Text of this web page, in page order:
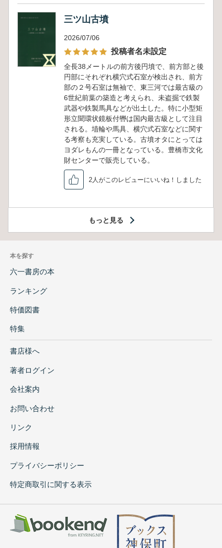
三ツ山古墳
2026/07/06
投稿者名未設定
全長38メートルの前方後円墳で、前方部と後
円部にそれぞれ横穴式石室が検出され、前方
部の２号石室は無袖で、東三河では最古級の
6世紀前葉の築造と考えられ、未盗掘で鉄製
武器や鉄製馬具などが出土した。特に小型矩
形立聞環状鏡板付轡は国内最古級として注目
される。埴輪や馬具、横穴式石室などに関す
る考察も充実している。古墳オタにとっては
ヨダレもんの一冊となっている。豊橋市文化
財センターで販売している。
2人がこのレビューにいいね！しました
もっと見る
本を探す
六一書房の本
ランキング
特価図書
特集
書店様へ
著者ログイン
会社案内
お問い合わせ
リンク
採用情報
プライバシーポリシー
特定商取引に関する表示